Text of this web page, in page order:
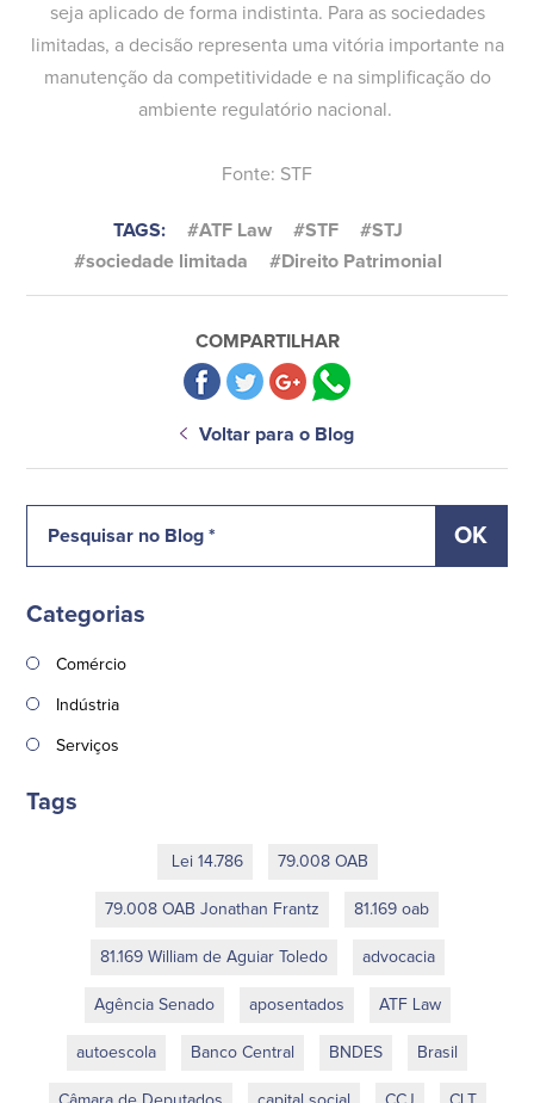
seja aplicado de forma indistinta. Para as sociedades
limitadas, a decisão representa uma vitória importante na
manutenção da competitividade e na simplificação do
ambiente regulatório nacional.
Fonte: STF
TAGS: #ATF Law #STF
#STJ
#sociedade limitada
#Direito Patrimonial
COMPARTILHAR
Voltar para o Blog
Categorias
Comércio
Indústria
Serviços
Tags
Lei 14.786 79.008 OAB
79.008 OAB Jonathan Frantz 81.169 oab
81.169 William de Aguiar Toledo advocacia
Agência Senado aposentados ATF Law
autoescola Banco Central BNDES Brasil